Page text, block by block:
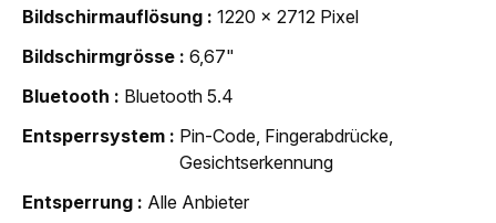
Bildschirmauflösung
1220 x 2712 Pixel
Bildschirmgrösse
6,67"
Bluetooth
Bluetooth 5.4
Entsperrsystem
Pin-Code, Fingerabdrücke,
Gesichtserkennung
Entsperrung
Alle Anbieter